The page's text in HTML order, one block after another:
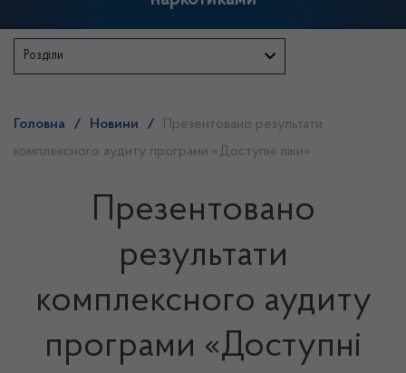
Розділи
Головна / Новини /
Презентовано результати
комплексного аудиту програми «Доступні ліки»
Презентовано
результати
комплексного аудиту
програми «Доступні